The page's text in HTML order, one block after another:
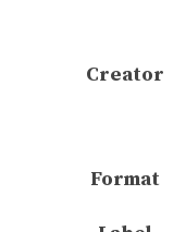
Creator
Format